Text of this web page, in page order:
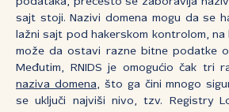
sajt stoji. Nazivi domena mogu da se
lažni sajt pod hakerskom kontrolom, na
može da ostavi razne bitne podatke
Međutim, RNIDS je omogućio čak tri
naziva domena, što ga čini mnogo
se uključi najviši nivo, tzv. Registry